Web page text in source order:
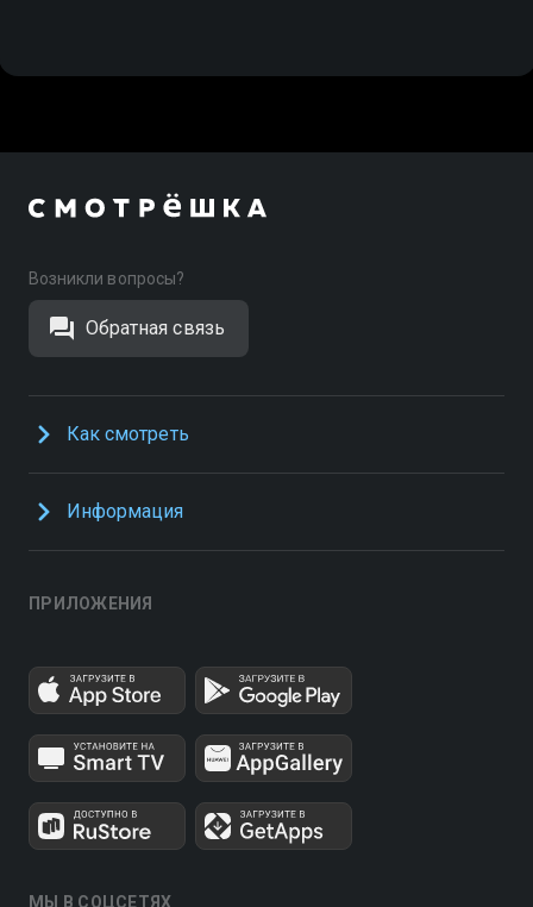
Возникли вопросы?
Обратная связь
Как смотреть
Информация
ПРИЛОЖЕНИЯ
МЫ В СОЦСЕТЯХ